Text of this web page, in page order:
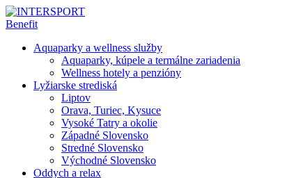
Aquaparky a wellness služby
Aquaparky, kúpele a termálne zariadenia
Wellness hotely a penzióny
Lyžiarske strediská
Liptov
Orava, Turiec, Kysuce
Vysoké Tatry a okolie
Západné Slovensko
Stredné Slovensko
Východné Slovensko
Oddych a relax